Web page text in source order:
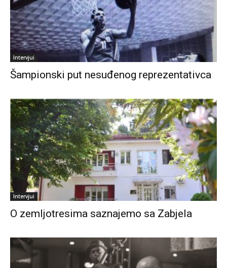
Intervjui
Šampionski put nesuđenog reprezentativca
Intervjui
O zemljotresima saznajemo sa Zabjela